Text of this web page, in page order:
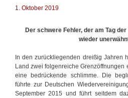
1. Oktober 2019
Der schwere Fehler, der am Tag
wieder
In den zurückliegenden dreißig Jahren
Land zwei folgenreiche Grenzöffnungen
eine bedrückende schlimme. Die
führte zur Deutschen
September 2015 und führt seitdem